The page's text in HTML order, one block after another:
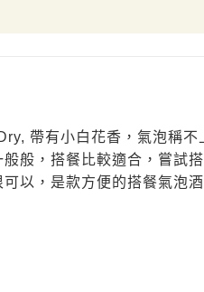
帶有小白花香，氣泡稱不
般，搭餐比較適合，嘗試
以，是款方便的搭餐氣泡酒